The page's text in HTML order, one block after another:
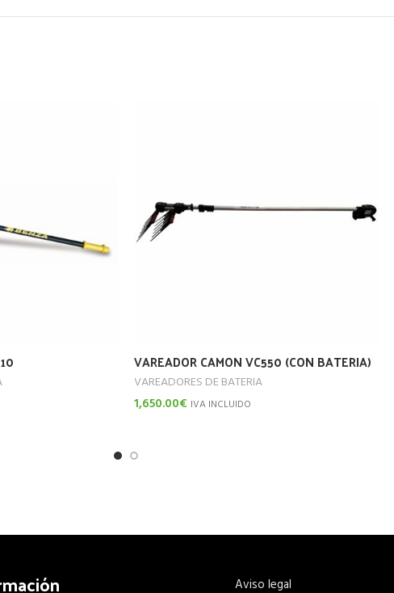
VAREADOR CAMON VC550 (CON BATERIA)
VAREADORES DE BATERIA
1,650.00€ IVA INCLUIDO
Aviso legal